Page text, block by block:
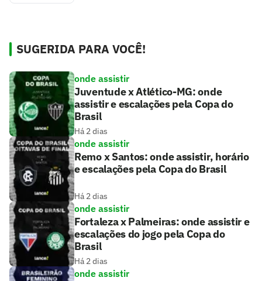
SUGERIDA PARA VOCÊ!
onde assistir
Juventude x Atlético-MG: onde
assistir e escalações pela Copa do
Brasil
Há 2 dias
onde assistir
Remo x Santos: onde assistir, horário
e escalações pela Copa do Brasil
Há 2 dias
onde assistir
Fortaleza x Palmeiras: onde assistir e
escalações do jogo pela Copa do
Brasil
Há 2 dias
onde assistir